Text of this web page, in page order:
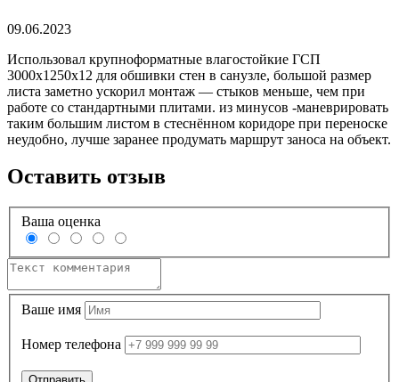
09.06.2023
Использовал крупноформатные влагостойкие ГСП
3000х1250х12 для обшивки стен в санузле, большой размер
листа заметно ускорил монтаж — стыков меньше, чем при
работе со стандартными плитами. из минусов -маневрировать
таким большим листом в стеснённом коридоре при переноске
неудобно, лучше заранее продумать маршрут заноса на объект.
Оставить отзыв
Ваша оценка
Ваше имя
Номер телефона